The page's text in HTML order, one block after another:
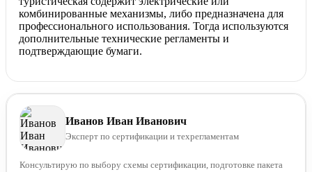
комбинированные механизмы, либо предназначена для
профессионального использования. Тогда используются
дополнительные технические регламенты и
подтверждающие бумаги.
Иванов Иван Иванович
Эксперт по сертификации и техрегламентам
Консультирую по выбору схемы сертификации, подготовке пакета